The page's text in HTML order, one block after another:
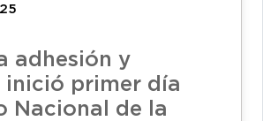
adhesión y
inició primer día
Nacional de la